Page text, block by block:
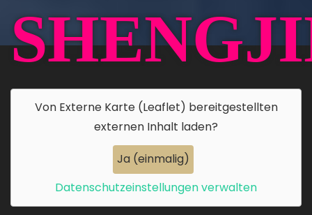
Von Externe Karte (Leaflet) bereitgestellten
externen Inhalt laden?
Ja (einmalig)
Datenschutzeinstellungen verwalten